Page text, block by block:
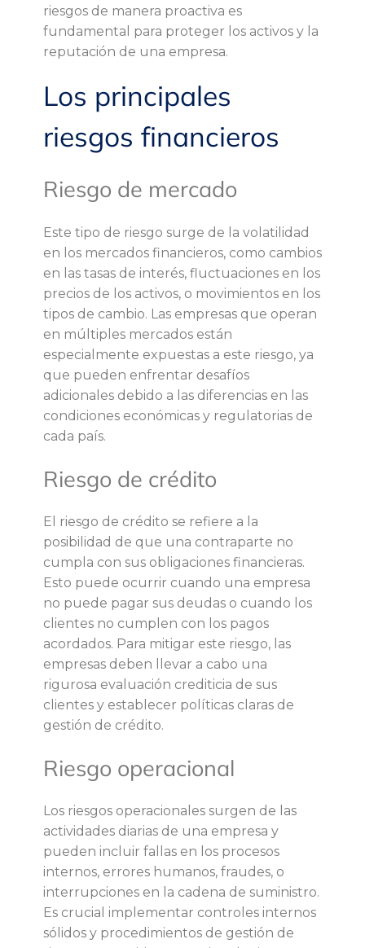
n
c
p
a
e
s
e
s
g
o
s
n
a
n
c
riesgos de manera proactiva es
fundamental para proteger los activos y la
reputación de una empresa.
Los principales
riesgos financieros
Riesgo de mercado
Este tipo de riesgo surge de la volatilidad
en los mercados financieros, como cambios
en las tasas de interés, fluctuaciones en los
precios de los activos, o movimientos en los
tipos de cambio. Las empresas que operan
en múltiples mercados están
especialmente expuestas a este riesgo, ya
que pueden enfrentar desafíos
adicionales debido a las diferencias en las
condiciones económicas y regulatorias de
cada país.
Riesgo de crédito
El riesgo de crédito se refiere a la
posibilidad de que una contraparte no
cumpla con sus obligaciones financieras.
Esto puede ocurrir cuando una empresa
no puede pagar sus deudas o cuando los
clientes no cumplen con los pagos
acordados. Para mitigar este riesgo, las
empresas deben llevar a cabo una
rigurosa evaluación crediticia de sus
clientes y establecer políticas claras de
gestión de crédito.
Riesgo operacional
Los riesgos operacionales surgen de las
actividades diarias de una empresa y
pueden incluir fallas en los procesos
internos, errores humanos, fraudes, o
interrupciones en la cadena de suministro.
Es crucial implementar controles internos
sólidos y procedimientos de gestión de